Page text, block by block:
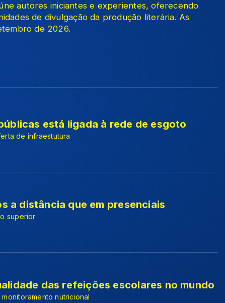
autores iniciantes e experientes, oferecendo
de divulgação da produção literária. As
de 2026.
está ligada à rede de esgoto
de infraestutura
a distância que em presenciais
superior
das refeições escolares no mundo
nutricional